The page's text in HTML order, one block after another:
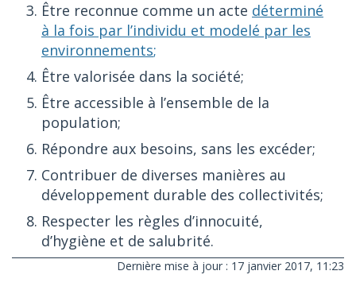
Être reconnue comme un acte déterminé
à la fois par l’individu et modelé par les
environnements;
Être valorisée dans la société;
Être accessible à l’ensemble de la
population;
Répondre aux besoins, sans les excéder;
Contribuer de diverses manières au
développement durable des collectivités;
Respecter les règles d’innocuité,
d’hygiène et de salubrité.
Dernière mise à jour : 17 janvier 2017, 11:23